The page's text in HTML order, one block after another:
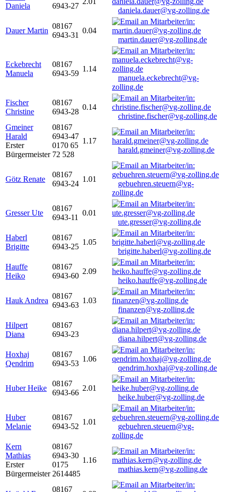
Daniela
6943-27
daniela.dauer@vg-zolling.de
Dauer Martin
08167
6943-31
0.04
martin.dauer@vg-zolling.de
Eckebrecht
Manuela
08167
6943-59
1.14
manuela.eckebrecht@vg-
zolling.de
Fischer
Christine
08167
6943-28
0.14
christine.fischer@vg-zolling.de
Gmeiner
Harald
Erster
Bürgermeister
08167
6943-47
0170 65
72 528
1.17
harald.gmeiner@vg-zolling.de
Götz Renate
08167
6943-24
1.01
gebuehren.steuern@vg-
zolling.de
Gresser Ute
08167
6943-11
0.01
ute.gresser@vg-zolling.de
Haberl
Brigitte
08167
6943-25
1.05
brigitte.haberl@vg-zolling.de
Hauffe
Heiko
08167
6943-60
2.09
heiko.hauffe@vg-zolling.de
Hauk Andrea
08167
6943-63
1.03
finanzen@vg-zolling.de
Hilpert
Diana
08167
6943-23
diana.hilpert@vg-zolling.de
Hoxhaj
Qendrim
08167
6943-53
1.06
qendrim.hoxhaj@vg-zolling.de
Huber Heike
08167
6943-66
2.01
heike.huber@vg-zolling.de
Huber
Melanie
08167
6943-52
1.01
gebuehren.steuern@vg-
zolling.de
Kern
Mathias
Erster
Bürgermeister
08167
6943-30
0175
2614485
1.16
mathias.kern@vg-zolling.de
08167